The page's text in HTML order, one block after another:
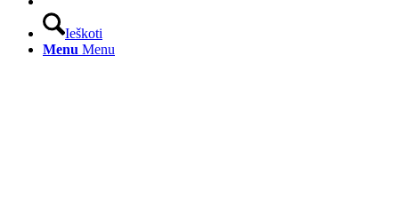
Ieškoti
Menu Menu